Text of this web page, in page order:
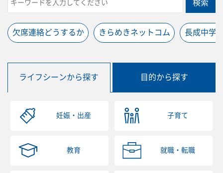
検索
欠席連絡どうするか きらめきネットコム 長成中学
ライフシーンから探す 目的から探す
妊娠・出産 子育て
教育 就職・転職